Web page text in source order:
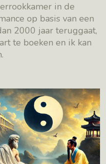
in de
op basis van een
2000 jaar teruggaat,
te boeken en ik kan